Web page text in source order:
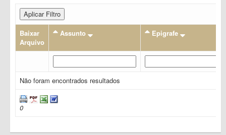
Aplicar Filtro
Baixar
Arquivo
Assunto Epigrafe
Não foram encontrados resultados
0